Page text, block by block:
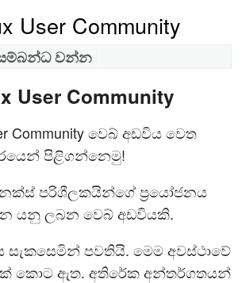
User Community
වන්න
User Community
Community වෙබ් අඩවිය වෙත
පිළිගන්නෙමු!
පරිශීලකයින්ගේ ප්‍රයෝජනය
යනු ලබන වෙබ් අඩවියකි.
සැකසෙමින් පවතියි. මෙම අවස්ථාවේ
කොට ඇත. අතිරේක අන්තර්ගතයන්